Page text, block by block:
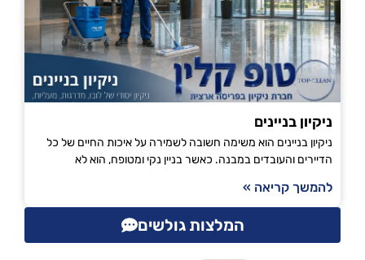
ניקיון בניינים
ניקיון בניינים הוא משימה חשובה לשמירה על איכות החיים של כל
הדיירים והעובדים במבנה. כאשר בניין נקי ומטופח, הוא לא
להמשך קריאה »
המלצות גולשים